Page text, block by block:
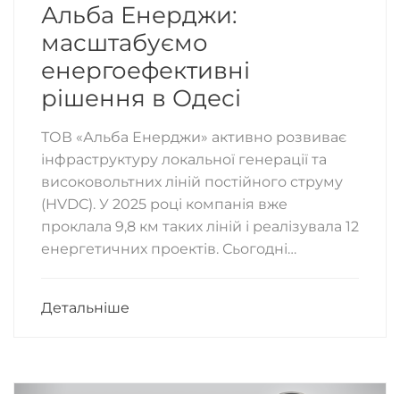
Альба Енерджи:
масштабуємо
енергоефективні
рішення в Одесі
ТОВ «Альба Енерджи» активно розвиває
інфраструктуру локальної генерації та
високовольтних ліній постійного струму
(HVDC). У 2025 році компанія вже
проклала 9,8 км таких ліній і реалізувала 12
енергетичних проектів. Сьогодні…
Детальніше